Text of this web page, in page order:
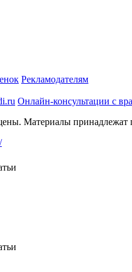
Рекламодателям
Онлайн-консультации с
Материалы принадлежат